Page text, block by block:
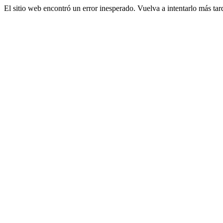
El sitio web encontró un error inesperado. Vuelva a intentarlo más